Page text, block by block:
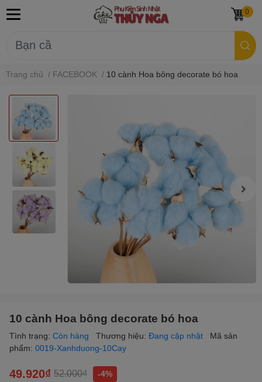
0
Trang chủ / FACEBOOK / 10 cành Hoa bông decorate bó hoa
10 cành Hoa bông decorate bó hoa
Tình trạng: Còn hàng Thương hiệu: Đang cập nhật
Mã sản
phẩm: 0019-Xanhduong-10Cay
49.920₫ 52.000₫
-4%